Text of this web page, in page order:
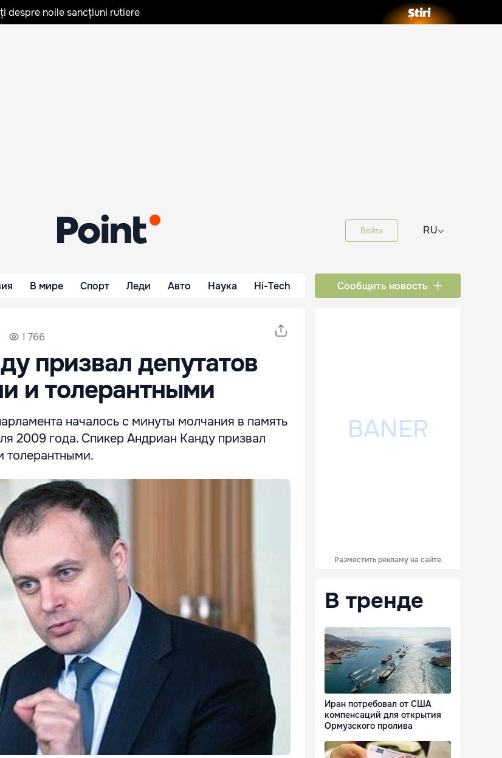
despre noile sancțiuni rutiere
Войти RU⌵
В мире Спорт Леди Авто Наука Hi-Tech Сообщить новость
1 766
призвал депутатов
и толерантными
началось с минуты молчания в память
2009 года. Спикер Андриан Канду призвал
толерантными.
Разместить рекламу на сайте
В тренде
Иран потребовал от США
компенсаций для открытия
Ормузского пролива